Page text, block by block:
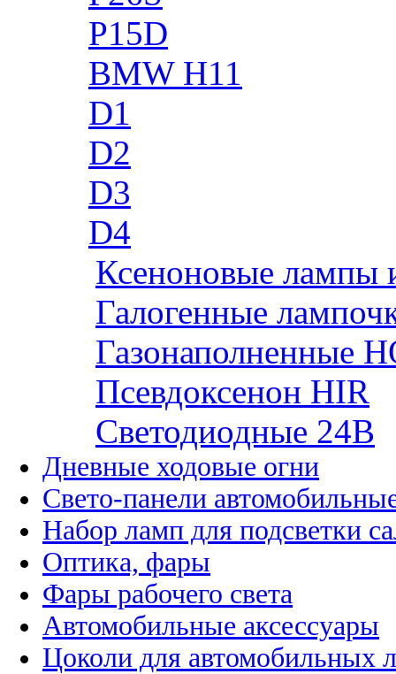
P15D
BMW H11
D1
D2
D3
D4
Ксеноновые лампы
Галогенные
Газонаполненные
Псевдоксенон HIR
Cветодиодные 24B
Дневные ходовые огни
Свето-панели
Набор ламп для подсветки
Оптика, фары
Фары рабочего света
Автомобильные аксессуары
Цоколи для автомобильных